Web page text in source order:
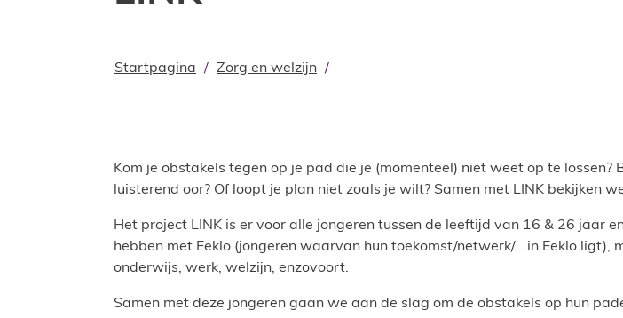
Startpagina Zorg en welzijn
Kom je obstakels tegen op je pad die je (momenteel) niet weet op te
luisterend oor? Of loopt je plan niet zoals je wilt? Samen met LINK bekijken
Het project LINK is er voor alle jongeren tussen de leeftijd van 16 & 26 jaar
hebben met Eeklo (jongeren waarvan hun toekomst/netwerk/… in Eeklo ligt),
onderwijs, werk, welzijn, enzovoort.
Samen met deze jongeren gaan we aan de slag om de obstakels op hun